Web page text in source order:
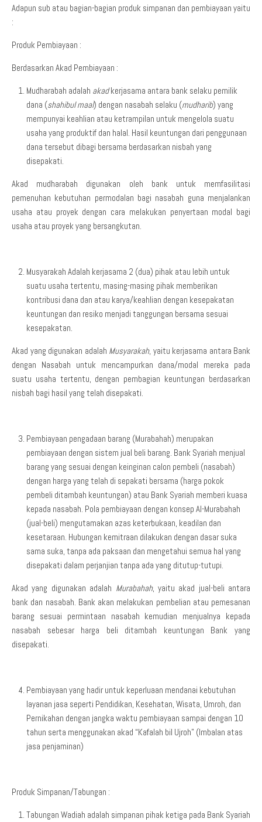
Adapun sub atau bagian-bagian produk simpanan dan pembiayaan yaitu
:
Produk Pembiayaan :
Berdasarkan Akad Pembiayaan :
Mudharabah adalah akadkerjasama antara bank selaku pemilik
dana (shahibul maal) dengan nasabah selaku (mudharib) yang
mempunyai keahlian atau ketrampilan untuk mengelola suatu
usaha yang produktif dan halal. Hasil keuntungan dari penggunaan
dana tersebut dibagi bersama berdasarkan nisbah yang
disepakati.
Akad mudharabah digunakan oleh bank untuk memfasilitasi
pemenuhan kebutuhan permodalan bagi nasabah guna menjalankan
usaha atau proyek dengan cara melakukan penyertaan modal bagi
usaha atau proyek yang bersangkutan.
Musyarakah Adalah kerjasama 2 (dua) pihak atau lebih untuk
suatu usaha tertentu, masing-masing pihak memberikan
kontribusi dana dan atau karya/keahlian dengan kesepakatan
keuntungan dan resiko menjadi tanggungan bersama sesuai
kesepakatan.
Akad yang digunakan adalah Musyarakah, yaitu kerjasama antara Bank
dengan Nasabah untuk mencampurkan dana/modal mereka pada
suatu usaha tertentu, dengan pembagian keuntungan berdasarkan
nisbah bagi hasil yang telah disepakati.
Pembiayaan pengadaan barang (Murabahah) merupakan
pembiayaan dengan sistem jual beli barang. Bank Syariah menjual
barang yang sesuai dengan keinginan calon pembeli (nasabah)
dengan harga yang telah di sepakati bersama (harga pokok
pembeli ditambah keuntungan) atau Bank Syariah memberi kuasa
kepada nasabah. Pola pembiayaan dengan konsep Al-Murabahah
(jual-beli) mengutamakan azas keterbukaan, keadilan dan
kesetaraan. Hubungan kemitraan dilakukan dengan dasar suka
sama suka, tanpa ada paksaan dan mengetahui semua hal yang
disepakati dalam perjanjian tanpa ada yang ditutup-tutupi.
Akad yang digunakan adalah Murabahah, yaitu akad jual-beli antara
bank dan nasabah. Bank akan melakukan pembelian atau pemesanan
barang sesuai permintaan nasabah kemudian menjualnya kepada
nasabah sebesar harga beli ditambah keuntungan Bank yang
disepakati.
Pembiayaan yang hadir untuk keperluaan mendanai kebutuhan
layanan jasa seperti Pendidikan, Kesehatan, Wisata, Umroh, dan
Pernikahan dengan jangka waktu pembiayaan sampai dengan 10
tahun serta menggunakan akad “Kafalah bil Ujroh” (Imbalan atas
jasa penjaminan)
Produk Simpanan/Tabungan :
Tabungan Wadiah adalah simpanan pihak ketiga pada Bank Syariah